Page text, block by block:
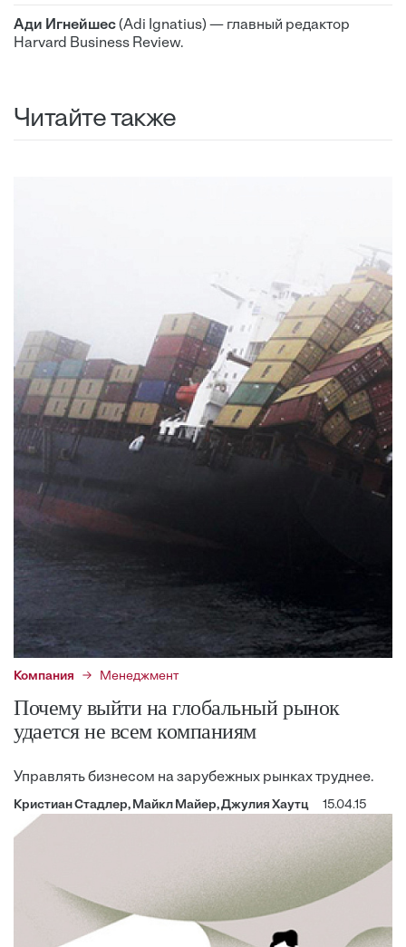
Ади Игнейшес(Adi Ignatius) — главный редактор
Harvard Business Review.
Читайте также
Компания Менеджмент
Почему выйти на глобальный рынок
удается не всем компаниям
Управлять бизнесом на зарубежных рынках труднее.
Кристиан Стадлер, Майкл Майер, Джулия Хаутц 15.04.15